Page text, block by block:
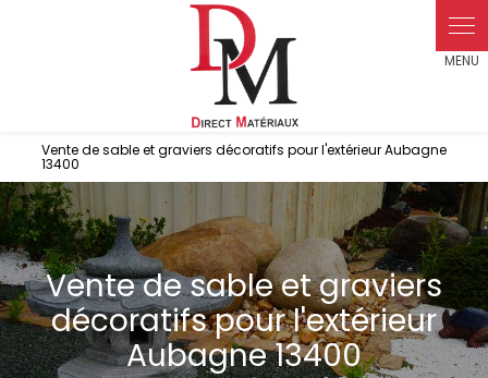
Vente de sable et graviers décoratifs pour l'extérieur Aubagne
13400
Vente de sable et graviers
décoratifs pour l'extérieur
Aubagne 13400
Panneau de gestion des cookies